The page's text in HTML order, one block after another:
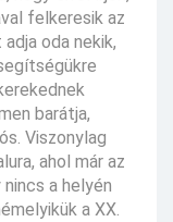
felkeresik az
oda nekik,
barátja,
Viszonylag
ahol már az
a helyén
a XX.